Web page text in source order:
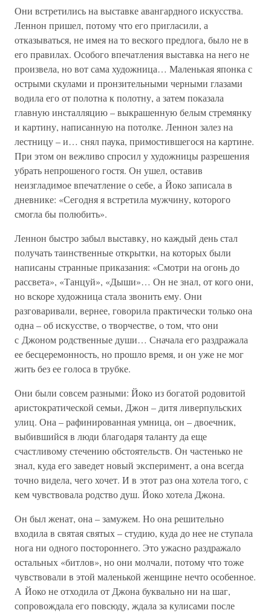
Они встретились на выставке авангардного искусства.
Леннон пришел, потому что его пригласили, а
отказываться, не имея на то веского предлога, было не в
его правилах. Особого впечатления выставка на него не
произвела, но вот сама художница… Маленькая японка с
острыми скулами и пронзительными черными глазами
водила его от полотна к полотну, а затем показала
главную инсталляцию – выкрашенную белым стремянку
и картину, написанную на потолке. Леннон залез на
лестницу – и… снял паука, примостившегося на картине.
При этом он вежливо спросил у художницы разрешения
убрать непрошеного гостя. Он ушел, оставив
неизгладимое впечатление о себе, а Йоко записала в
дневнике: «Сегодня я встретила мужчину, которого
смогла бы полюбить».
Леннон быстро забыл выставку, но каждый день стал
получать таинственные открытки, на которых были
написаны странные приказания: «Смотри на огонь до
рассвета», «Танцуй», «Дыши»… Он не знал, от кого они,
но вскоре художница стала звонить ему. Они
разговаривали, вернее, говорила практически только она
одна – об искусстве, о творчестве, о том, что они
с Джоном родственные души… Сначала его раздражала
ее бесцеремонность, но прошло время, и он уже не мог
жить без ее голоса в трубке.
Они были совсем разными: Йоко из богатой родовитой
аристократической семьи, Джон – дитя ливерпульских
улиц. Она – рафинированная умница, он – двоечник,
выбившийся в люди благодаря таланту да еще
счастливому стечению обстоятельств. Он частенько не
знал, куда его заведет новый эксперимент, а она всегда
точно видела, чего хочет. И в этот раз она хотела того, с
кем чувствовала родство душ. Йоко хотела Джона.
Он был женат, она – замужем. Но она решительно
входила в святая святых – студию, куда до нее не ступала
нога ни одного постороннего. Это ужасно раздражало
остальных «битлов», но они молчали, потому что тоже
чувствовали в этой маленькой женщине нечто особенное.
А Йоко не отходила от Джона буквально ни на шаг,
сопровождала его повсюду, ждала за кулисами после